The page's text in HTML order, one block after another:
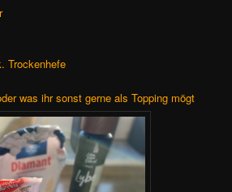
Trockenhefe
was ihr sonst gerne als Topping mögt